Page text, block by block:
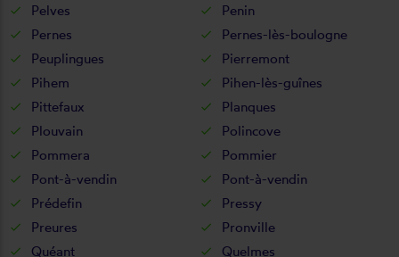
Pelves
Penin
Pernes
Pernes-lès-boulogne
Peuplingues
Pierremont
Pihem
Pihen-lès-guînes
Pittefaux
Planques
Plouvain
Polincove
Pommera
Pommier
Pont-à-vendin
Pont-à-vendin
Prédefin
Pressy
Preures
Pronville
Quéant
Quelmes